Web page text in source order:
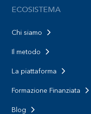
ECOSISTEMA
Chi siamo
Il metodo
La piattaforma
Formazione Finanziata
Blog